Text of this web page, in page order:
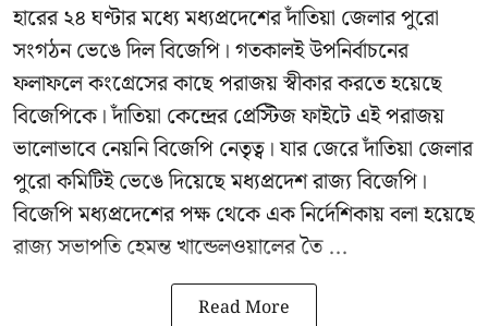
হারের ২৪ ঘণ্টার মধ্যে মধ্যপ্রদেশের দাঁতিয়া জেলার পুরো
সংগঠন ভেঙে দিল বিজেপি। গতকালই উপনির্বাচনের
ফলাফলে কংগ্রেসের কাছে পরাজয় স্বীকার করতে হয়েছে
বিজেপিকে। দাঁতিয়া কেন্দ্রের প্রেস্টিজ ফাইটে এই পরাজয়
ভালোভাবে নেয়নি বিজেপি নেতৃত্ব। যার জেরে দাঁতিয়া জেলার
পুরো কমিটিই ভেঙে দিয়েছে মধ্যপ্রদেশ রাজ্য বিজেপি।
বিজেপি মধ্যপ্রদেশের পক্ষ থেকে এক নির্দেশিকায় বলা হয়েছে
রাজ্য সভাপতি হেমন্ত খান্ডেলওয়ালের তৈ ...
Read More